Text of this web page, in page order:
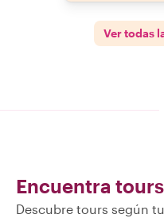
Ver todas
Encuentra tours
Descubre tours según